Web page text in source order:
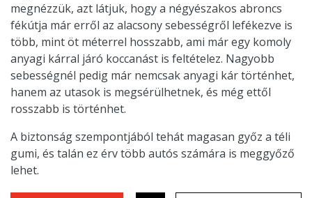
megnézzük, azt látjuk, hogy a négyészakos abroncs
fékútja már erről az alacsony sebességről lefékezve is
több, mint öt méterrel hosszabb, ami már egy komoly
anyagi kárral járó koccanást is feltételez. Nagyobb
sebességnél pedig már nemcsak anyagi kár történhet,
hanem az utasok is megsérülhetnek, és még ettől
rosszabb is történhet.
A biztonság szempontjából tehát magasan győz a téli
gumi, és talán ez érv több autós számára is meggyőző
lehet.